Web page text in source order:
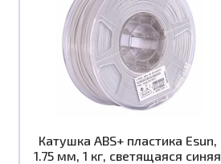
Катушка ABS+ пластика Esun,
1.75 мм, 1 кг, светящаяся синяя